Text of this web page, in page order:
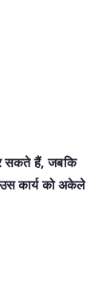
सकते हैं, जबकि
कार्य को अकेले